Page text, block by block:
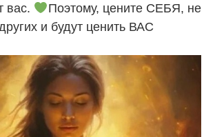
вас.
Поэтому, цените СЕБЯ, не
и будут ценить ВАС